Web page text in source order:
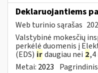
Deklaruojantiems
Web turinio sąrašas
Valstybinė mokesčių
perkėlė duomenis į
(EDS) irdaugiau nei 2
Metai: 2023